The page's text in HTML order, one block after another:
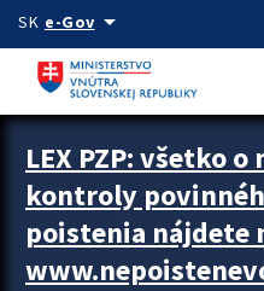
Preskocit na hlavný obsah
SK e-Govarrow_drop_down
Zastavit automatický posun
LEX PZP: všetko
kontroly
poistenia nájdete